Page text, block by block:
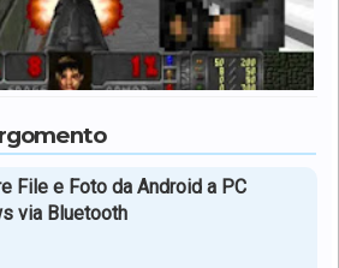
File e Foto da Android a PC
via Bluetooth